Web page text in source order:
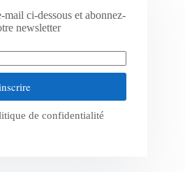
mail ci-dessous et abonnez-
newsletter
de confidentialité